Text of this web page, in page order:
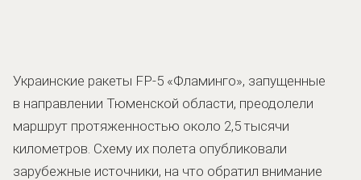
Украинские ракеты FP-5 «Фламинго», запущенные
в направлении Тюменской области, преодолели
маршрут протяженностью около 2,5 тысячи
километров. Схему их полета опубликовали
зарубежные источники, на что обратил внимание